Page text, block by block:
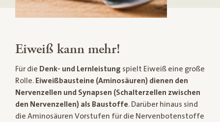
Eiweiß kann mehr!
Für die Denk- und Lernleistung spielt Eiweiß eine große
Rolle. Eiweißbausteine (Aminosäuren) dienen den
Nervenzellen und Synapsen (Schalterzellen zwischen
den Nervenzellen) als Baustoffe. Darüber hinaus sind
die Aminosäuren Vorstufen für die Nervenbotenstoffe